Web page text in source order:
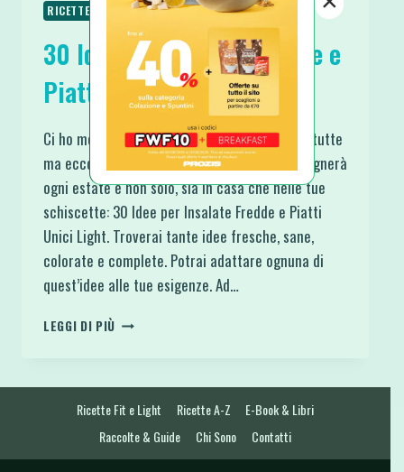
RICETTE PROTEICHE
RICETTE SALATE
30 Idee per Insalate Fredde e
Piatti Unici Light
Ci ho messo un po’ di tempo per raccoglierle tutte
ma ecco finalmente l’articolo che ti accompagnerà
ogni estate e non solo, sia in casa che nelle tue
schiscette: 30 Idee per Insalate Fredde e Piatti
Unici Light. Troverai tante idee fresche, sane,
colorate e complete. Potrai adattare ognuna di
quest’idee alle tue esigenze. Ad…
LEGGI DI PIÙ
E
PIATTI
Ricette Fit e Light Ricette A-Z
E-Book & Libri
Raccolte & Guide
Chi Sono Contatti